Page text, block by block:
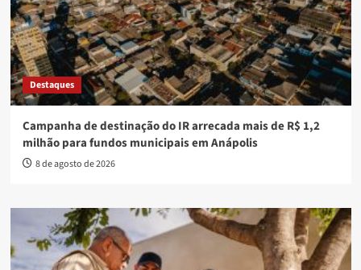
Destaques
Campanha de destinação do IR arrecada mais de R$ 1,2
milhão para fundos municipais em Anápolis
8 de agosto de 2026